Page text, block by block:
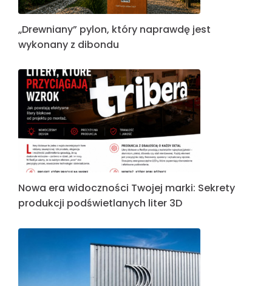
„Drewniany” pylon, który naprawdę jest
wykonany z dibondu
Nowa era widoczności Twojej marki: Sekrety
produkcji podświetlanych liter 3D